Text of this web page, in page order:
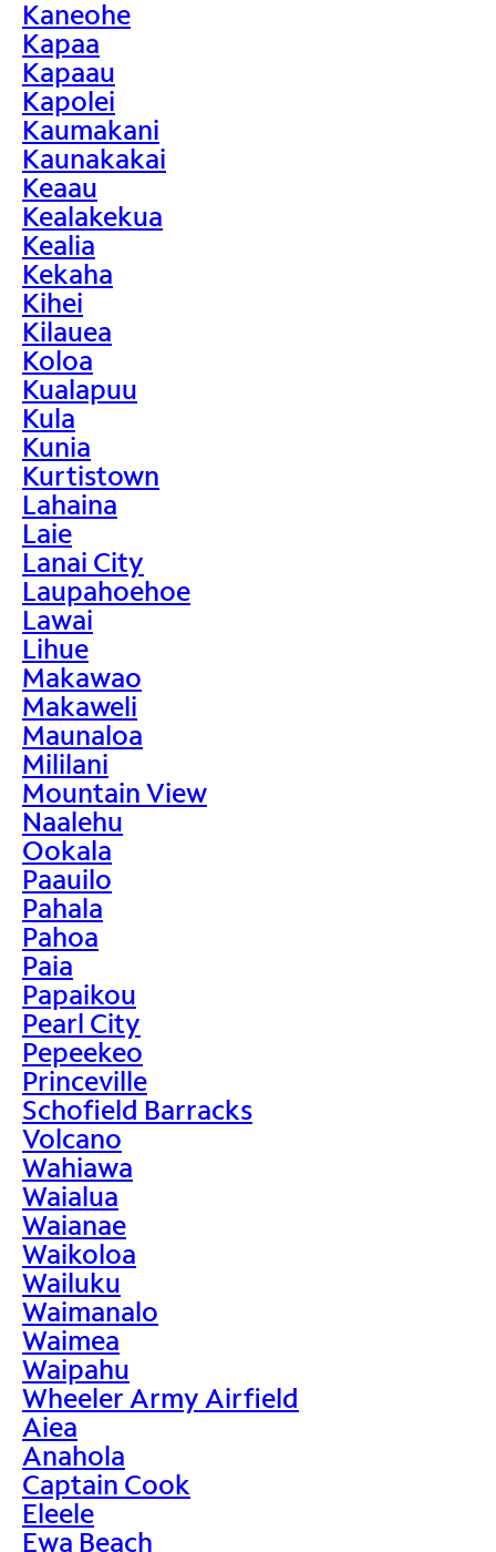
Kaneohe
Kapaa
Kapaau
Kapolei
Kaumakani
Kaunakakai
Keaau
Kealakekua
Kealia
Kekaha
Kihei
Kilauea
Koloa
Kualapuu
Kula
Kunia
Kurtistown
Lahaina
Laie
Lanai City
Laupahoehoe
Lawai
Lihue
Makawao
Makaweli
Maunaloa
Mililani
Mountain View
Naalehu
Ookala
Paauilo
Pahala
Pahoa
Paia
Papaikou
Pearl City
Pepeekeo
Princeville
Schofield Barracks
Volcano
Wahiawa
Waialua
Waianae
Waikoloa
Wailuku
Waimanalo
Waimea
Waipahu
Wheeler Army Airfield
Aiea
Anahola
Captain Cook
Eleele
Ewa Beach